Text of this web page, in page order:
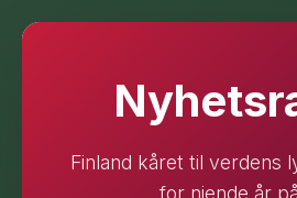
Finland kåret til verdens
for niende år